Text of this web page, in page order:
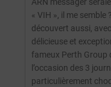
ARN messager
« VIH », il me
découvert aussi,
délicieuse et
fameux Perth Group
l’occasion des 3
particulièrement